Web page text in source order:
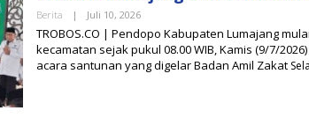
Berita | Juli 10, 2026
E
H
T
TROBOS.CO | Pendopo Kabupaten Lumajang
kecamatan sejak pukul 08.00 WIB, Kamis (9/7/
acara santunan yang digelar Badan Amil Zakat